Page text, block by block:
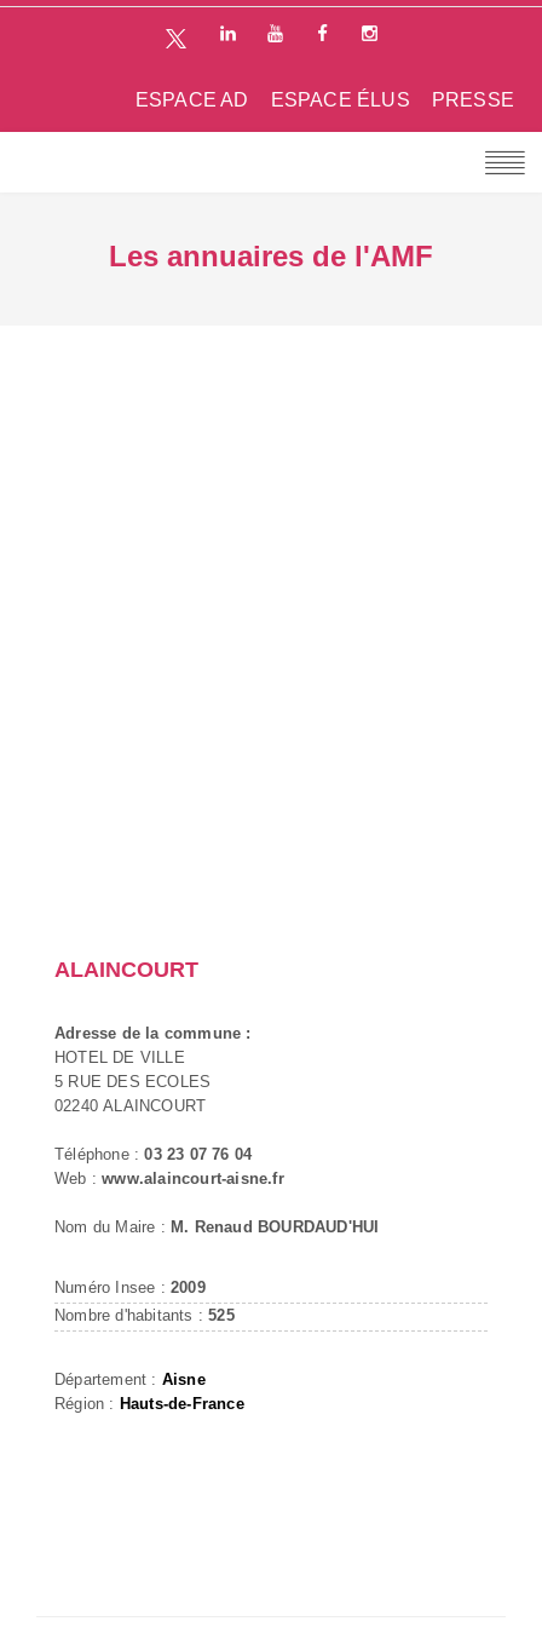
PRESSE
ESPACE ÉLUS
ESPACE AD
Les annuaires de l'AMF
ALAINCOURT
Adresse de la commune :
HOTEL DE VILLE
5 RUE DES ECOLES
02240 ALAINCOURT
Téléphone :03 23 07 76 04
Web :www.alaincourt-aisne.fr
Nom du Maire : M. Renaud BOURDAUD'HUI
Numéro Insee : 2009
Nombre d'habitants :525
Département : Aisne
Région : Hauts-de-France